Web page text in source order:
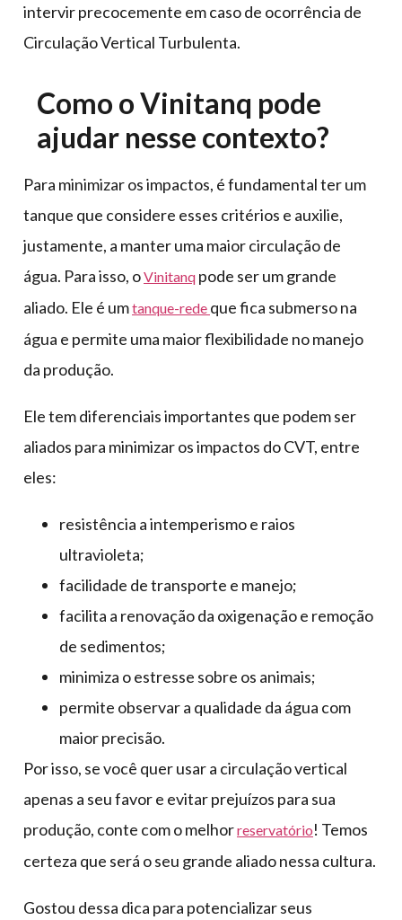
intervir precocemente em caso de ocorrência de
Circulação Vertical Turbulenta.
Como o Vinitanq pode
ajudar nesse contexto?
Para minimizar os impactos, é fundamental ter um
tanque que considere esses critérios e auxilie,
justamente, a manter uma maior circulação de
água. Para isso, oVinitanq pode ser um grande
aliado. Ele é umtanque-rede que fica submerso na
água e permite uma maior flexibilidade no manejo
da produção.
Ele tem diferenciais importantes que podem ser
aliados para minimizar os impactos do CVT, entre
eles:
resistência a intemperismo e raios
ultravioleta;
facilidade de transporte e manejo;
facilita a renovação da oxigenação e remoção
de sedimentos;
minimiza o estresse sobre os animais;
permite observar a qualidade da água com
maior precisão.
Por isso, se você quer usar a circulação vertical
apenas a seu favor e evitar prejuízos para sua
produção, conte com o melhorreservatório! Temos
certeza que será o seu grande aliado nessa cultura.
Gostou dessa dica para potencializar seus